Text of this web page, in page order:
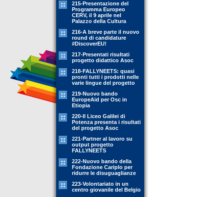
215-Presentazione del
Programma Europeo
CERV, il 9 aprile nel
Palazzo della Cultura
216-A breve parte il nuovo
round di candidature
#DiscoverEU!
217-Presentati risultati
progetto didattico Asoc
218-FALLYNEETS: quasi
pronti tutti i prodotti nelle
varie lingue del progetto
219-Nuovo bando
EuropeAid per Osc in
Etiopia
220-Il Liceo Galilei di
Potenza presenta i risultati
del progetto Asoc
221-Partner al lavoro su
output progetto
FALLYNEETS
222-Nuovo bando della
Fondazione Cariplo per
ridurre le disuguaglianze
223-Volontariato in un
centro giovanile del Belgio